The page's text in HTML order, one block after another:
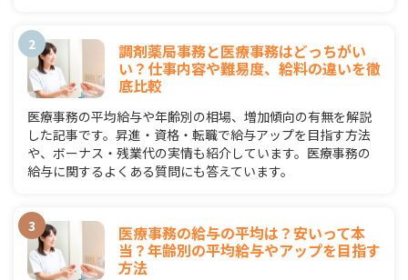
調剤薬局事務と医療事務はどっちがい
い？仕事内容や難易度、給料の違いを徹
底比較
医療事務の平均給与や年齢別の相場、増加傾向の有無を解説
した記事です。昇進・資格・転職で給与アップを目指す方法
や、ボーナス・残業代の実情も紹介しています。医療事務の
給与に関するよくある質問にも答えています。
医療事務の給与の平均は？安いって本
当？年齢別の平均給与やアップを目指す
方法